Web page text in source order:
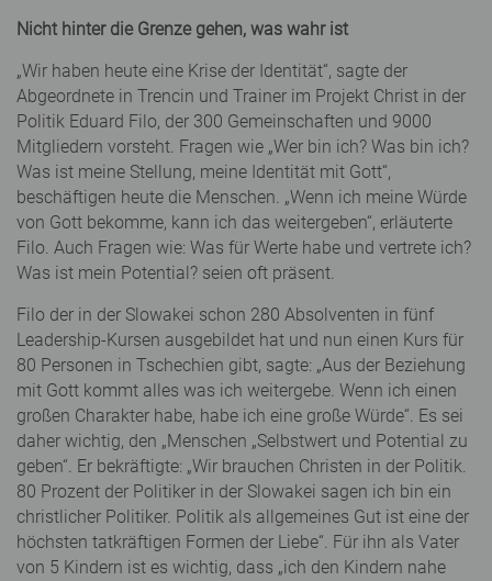
Nicht hinter die Grenze gehen, was wahr ist
„Wir haben heute eine Krise der Identität“, sagte der
Abgeordnete in Trencin und Trainer im Projekt Christ in der
Politik Eduard Filo, der 300 Gemeinschaften und 9000
Mitgliedern vorsteht. Fragen wie „Wer bin ich? Was bin ich?
Was ist meine Stellung, meine Identität mit Gott“,
beschäftigen heute die Menschen. „Wenn ich meine Würde
von Gott bekomme, kann ich das weitergeben“, erläuterte
Filo. Auch Fragen wie: Was für Werte habe und vertrete ich?
Was ist mein Potential? seien oft präsent.
Filo der in der Slowakei schon 280 Absolventen in fünf
Leadership-Kursen ausgebildet hat und nun einen Kurs für
80 Personen in Tschechien gibt, sagte: „Aus der Beziehung
mit Gott kommt alles was ich weitergebe. Wenn ich einen
großen Charakter habe, habe ich eine große Würde“. Es sei
daher wichtig, den „Menschen „Selbstwert und Potential zu
geben“. Er bekräftigte: „Wir brauchen Christen in der Politik.
80 Prozent der Politiker in der Slowakei sagen ich bin ein
christlicher Politiker. Politik als allgemeines Gut ist eine der
höchsten tatkräftigen Formen der Liebe“. Für ihn als Vater
von 5 Kindern ist es wichtig, dass „ich den Kindern nahe